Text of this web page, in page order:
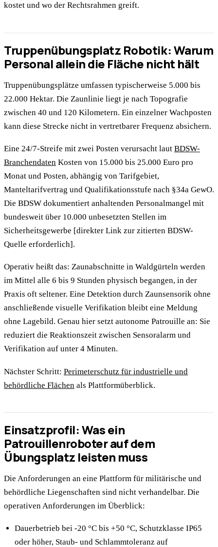
kostet und wo der Rechtsrahmen greift.
Truppenübungsplatz Robotik: Warum
Personal allein die Fläche nicht hält
Truppenübungsplätze umfassen typischerweise 5.000 bis
22.000 Hektar. Die Zaunlinie liegt je nach Topografie
zwischen 40 und 120 Kilometern. Ein einzelner Wachposten
kann diese Strecke nicht in vertretbarer Frequenz absichern.
Eine 24/7-Streife mit zwei Posten verursacht laut BDSW-
Branchendaten Kosten von 15.000 bis 25.000 Euro pro
Monat und Posten, abhängig von Tarifgebiet,
Manteltarifvertrag und Qualifikationsstufe nach §34a GewO.
Die BDSW dokumentiert anhaltenden Personalmangel mit
bundesweit über 10.000 unbesetzten Stellen im
Sicherheitsgewerbe [direkter Link zur zitierten BDSW-
Quelle erforderlich].
Operativ heißt das: Zaunabschnitte in Waldgürteln werden
im Mittel alle 6 bis 9 Stunden physisch begangen, in der
Praxis oft seltener. Eine Detektion durch Zaunsensorik ohne
anschließende visuelle Verifikation bleibt eine Meldung
ohne Lagebild. Genau hier setzt autonome Patrouille an: Sie
reduziert die Reaktionszeit zwischen Sensoralarm und
Verifikation auf unter 4 Minuten.
Nächster Schritt: Perimeterschutz für industrielle und
behördliche Flächen als Plattformüberblick.
Einsatzprofil: Was ein
Patrouillenroboter auf dem
Übungsplatz leisten muss
Die Anforderungen an eine Plattform für militärische und
behördliche Liegenschaften sind nicht verhandelbar. Die
operativen Anforderungen im Überblick:
Dauerbetrieb bei -20 °C bis +50 °C, Schutzklasse IP65
oder höher, Staub- und Schlammtoleranz auf